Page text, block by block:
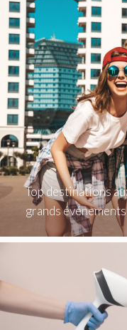
Top destinations
grands événements